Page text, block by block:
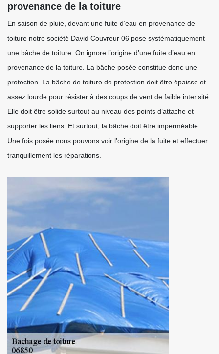
provenance de la toiture
En saison de pluie, devant une fuite d’eau en provenance de
toiture notre société David Couvreur 06 pose systématiquement
une bâche de toiture. On ignore l’origine d’une fuite d’eau en
provenance de la toiture. La bâche posée constitue donc une
protection. La bâche de toiture de protection doit être épaisse et
assez lourde pour résister à des coups de vent de faible intensité.
Elle doit être solide surtout au niveau des points d’attache et
supporter les liens. Et surtout, la bâche doit être imperméable.
Une fois posée nous pouvons voir l’origine de la fuite et effectuer
tranquillement les réparations.